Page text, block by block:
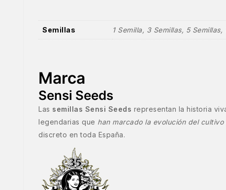
Semillas 1 Semilla, 3 Semillas, 5 Semillas,
Marca
Sensi Seeds
Las semillas Sensi Seeds representan la historia
legendarias que han marcado la evolución del
discreto en toda España.